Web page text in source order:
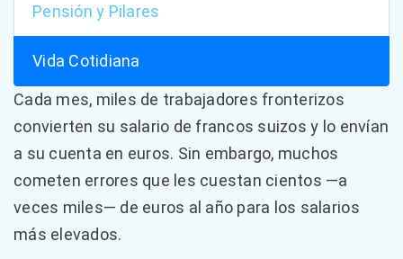
Pensión y Pilares
Vida Cotidiana
Cada mes, miles de trabajadores fronterizos
convierten su salario de francos suizos y lo envían
a su cuenta en euros. Sin embargo, muchos
cometen errores que les cuestan cientos —a
veces miles— de euros al año para los salarios
más elevados.